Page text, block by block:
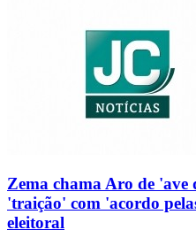
Zema chama Aro de 'ave
'traição' com 'acordo
eleitoral